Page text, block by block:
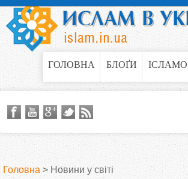
Jump to navigation
ГОЛОВНА БЛОҐИ
Головна > Новини у світі